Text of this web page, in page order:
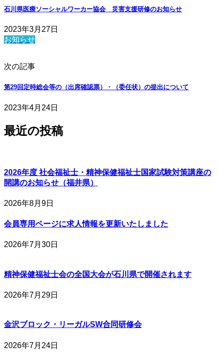
石川県医療ソーシャルワーカー協会 災害支援研修のお知らせ
2023年3月27日
お知らせ
次の記事
第29回定時総会等の（出席確認票）・（委任状）の提出について
2023年4月24日
最近の投稿
2026年度 社会福祉士・精神保健福祉士国家試験対策講座の
開講のお知らせ（福井県）
2026年8月9日
会員専用ページに求人情報を更新いたしました
2026年7月30日
精神保健福祉士会の全国大会が石川県で開催されます
2026年7月29日
金沢ブロック・リーガルSW合同研修会
2026年7月24日